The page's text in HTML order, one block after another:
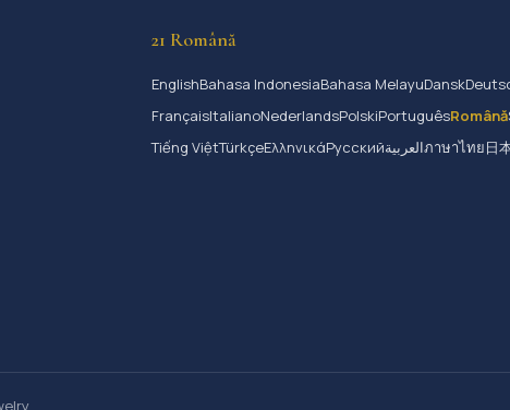
21 Română
EnglishBahasa IndonesiaBahasa MelayuDansk
FrançaisItalianoNederlandsPolskiPortuguêsRomână
Tiếng ViệtTürkçeΕλληνικάРусскийالعربيةภาษาไทย日